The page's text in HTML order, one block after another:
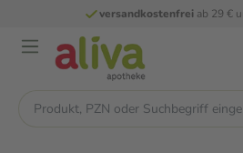
versandkostenfreiab 29 €